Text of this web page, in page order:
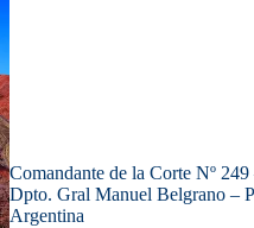
Comandante de la Corte Nº
Dpto. Gral Manuel Belgrano –
Argentina